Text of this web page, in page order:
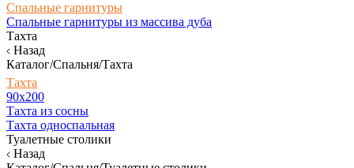
Спальные гарнитуры
Спальные гарнитуры из массива дуба
Тахта
Назад
Каталог/Спальня/Тахта
Тахта
90х200
Тахта из сосны
Тахта односпальная
Туалетные столики
Назад